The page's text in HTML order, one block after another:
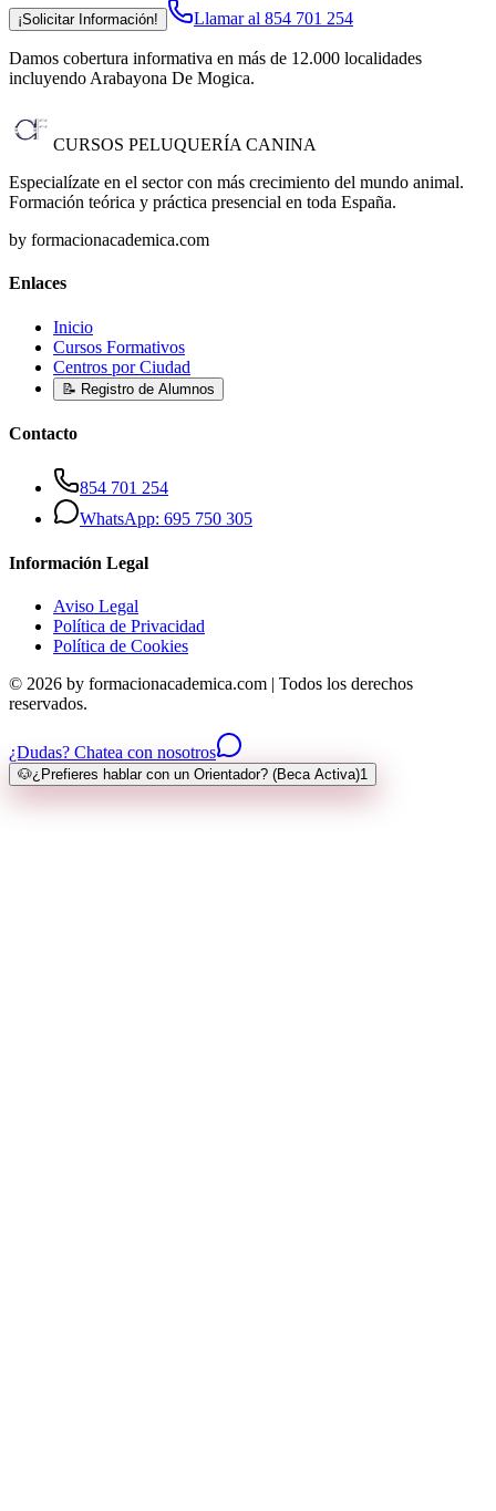
¡Solicitar Información! Llamar al 854 701 254
Damos cobertura informativa en más de 12.000 localidades
incluyendo Arabayona De Mogica.
CURSOS PELUQUERÍA CANINA
Especialízate en el sector con más crecimiento del mundo animal.
Formación teórica y práctica presencial en toda España.
by formacionacademica.com
Enlaces
Inicio
Cursos Formativos
Centros por Ciudad
📝 Registro de Alumnos
Contacto
854 701 254
WhatsApp: 695 750 305
Información Legal
Aviso Legal
Política de Privacidad
Política de Cookies
© 2026 by formacionacademica.com | Todos los derechos
reservados.
¿Dudas? Chatea con nosotros
🐶¿Prefieres hablar con un Orientador? (Beca Activa)1